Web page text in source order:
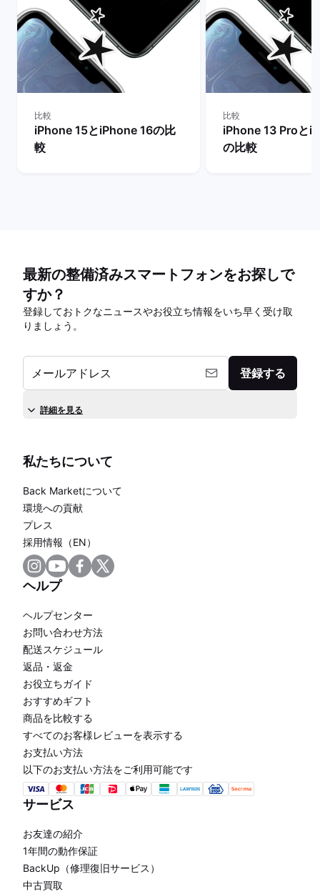
比較
iPhone 15とiPhone 16の比
較
比較
iPhone 13 Proと
の比較
最新の整備済みスマートフォンをお探しで
すか？
登録しておトクなニュースやお役立ち情報をいち早く受け取
りましょう。
メールアドレス 登録する
詳細を見る
私たちについて
Back Marketについて
環境への貢献
プレス
採用情報（EN）
ヘルプ
ヘルプセンター
お問い合わせ方法
配送スケジュール
返品・返金
お役立ちガイド
おすすめギフト
商品を比較する
すべてのお客様レビューを表示する
お支払い方法
以下のお支払い方法をご利用可能です
サービス
お友達の紹介
1年間の動作保証
BackUp（修理復旧サービス）
中古買取